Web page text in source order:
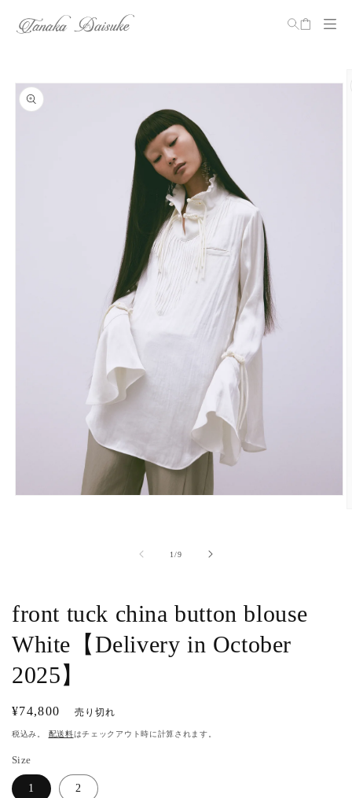
ー
報にス
キップ
ア
を
開
く
1/の
9
front tuck china button blouse
White【Delivery in October
2025】
通
常
格
¥74,800 売り切れ
税込み。 配送料はチェックアウト時に計算されます。
Size
1 2